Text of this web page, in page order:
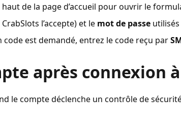
haut de la page d’accueil pour ouvrir le
CrabSlots l’accepte) et le mot de passe
code est demandé, entrez le code reçu par
après connexion
le compte déclenche un contrôle de